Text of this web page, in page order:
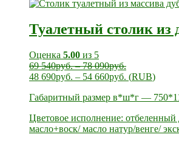
Туалетный столик из
Оценка 5.00 из 5
69 540руб.–78 090руб.
48 690руб. – 54 660руб. (RUB)
Габаритный размер в*ш*г —
Цветовое исполнение: отбеленный
масло+воск/ масло натур/венге/